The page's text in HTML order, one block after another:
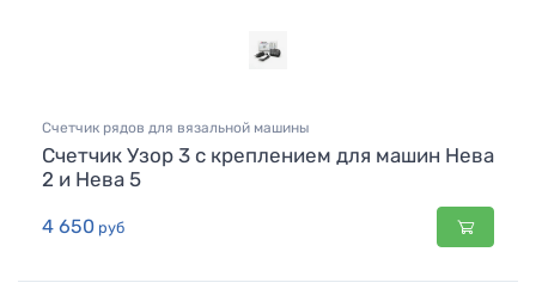
Счетчик рядов для вязальной машины
Счетчик Узор 3 с креплением для машин Нева
2 и Нева 5
4 650 руб